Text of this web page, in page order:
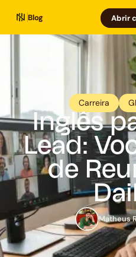
Blog Abrir
Carreira
Inglês
Lead:
de
Matheus